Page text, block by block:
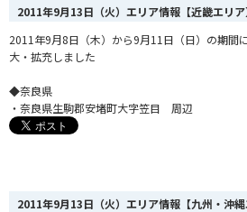
2011年9月13日（火）エリア情報【近畿エリア
2011年9月8日（木）から9月11日（日）の期間
大・拡充しました
◆奈良県
・奈良県生駒郡安堵町大字笠目 周辺
2011年9月13日（火）エリア情報【九州・沖縄